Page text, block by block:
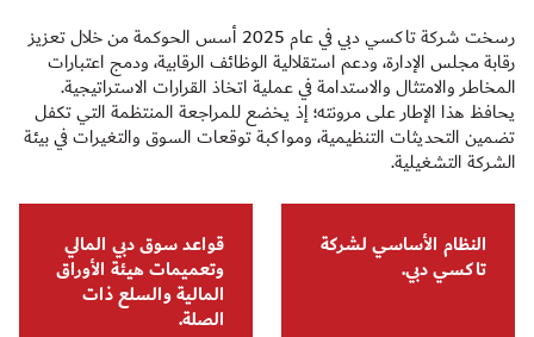
رسخت شركة تاكسي دبي في عام 2025 أسس الحوكمة من خلال تعزيز
رقابة مجلس الإدارة، ودعم استقلالية الوظائف الرقابية، ودمج اعتبارات
المخاطر والامتثال والاستدامة في عملية اتخاذ القرارات الاستراتيجية.
يحافظ هذا الإطار على مرونته؛ إذ يخضع للمراجعة المنتظمة التي تكفل
تضمين التحديثات التنظيمية، ومواكبة توقعات السوق والتغيرات في بيئة
الشركة التشغيلية.
النظام الأساسي لشركة
تاكسي دبي.
قواعد سوق دبي المالي
وتعميمات هيئة الأوراق
المالية والسلع ذات
الصلة.